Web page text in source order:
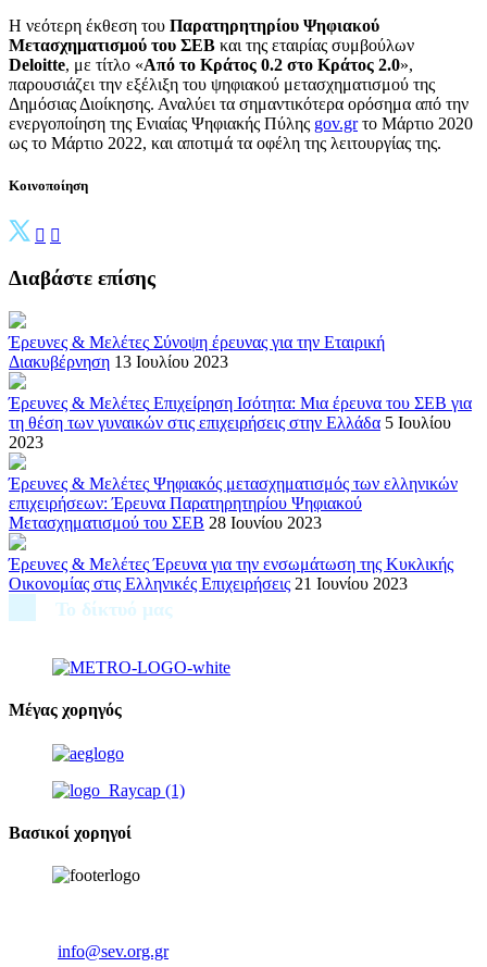
Η νεότερη έκθεση του Παρατηρητηρίου Ψηφιακού
Μετασχηματισμού του ΣΕΒ και της εταιρίας συμβούλων
Deloitte, με τίτλο «Από το Κράτος 0.2 στο Κράτος 2.0»,
παρουσιάζει την εξέλιξη του ψηφιακού μετασχηματισμού της
Δημόσιας Διοίκησης. Αναλύει τα σημαντικότερα ορόσημα από την
ενεργοποίηση της Ενιαίας Ψηφιακής Πύλης gov.grτο Μάρτιο 2020
ως το Μάρτιο 2022, και αποτιμά τα οφέλη της λειτουργίας της.
Κοινοποίηση
Διαβάστε επίσης
Έρευνες & Μελέτες Σύνοψη έρευνας για την Εταιρική
Διακυβέρνηση 13 Ιουλίου 2023
Έρευνες & Μελέτες Επιχείρηση Ισότητα: Μια έρευνα του ΣΕΒ για
τη θέση των γυναικών στις επιχειρήσεις στην Ελλάδα 5 Ιουλίου
2023
Έρευνες & Μελέτες Ψηφιακός μετασχηματισμός των ελληνικών
επιχειρήσεων: Έρευνα Παρατηρητηρίου Ψηφιακού
Μετασχηματισμού του ΣΕΒ 28 Ιουνίου 2023
Έρευνες & Μελέτες Έρευνα για την ενσωμάτωση της Κυκλικής
Οικονομίας στις Ελληνικές Επιχειρήσεις 21 Ιουνίου 2023
Το δίκτυό μας
Μέγας χορηγός
Βασικοί χορηγοί
info@sev.org.gr